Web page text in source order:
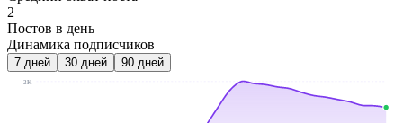
2
Постов в день
Динамика подписчиков
7 дней 30 дней 90 дней
2K